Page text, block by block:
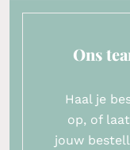
Ons
Haal je
op, of
jouw